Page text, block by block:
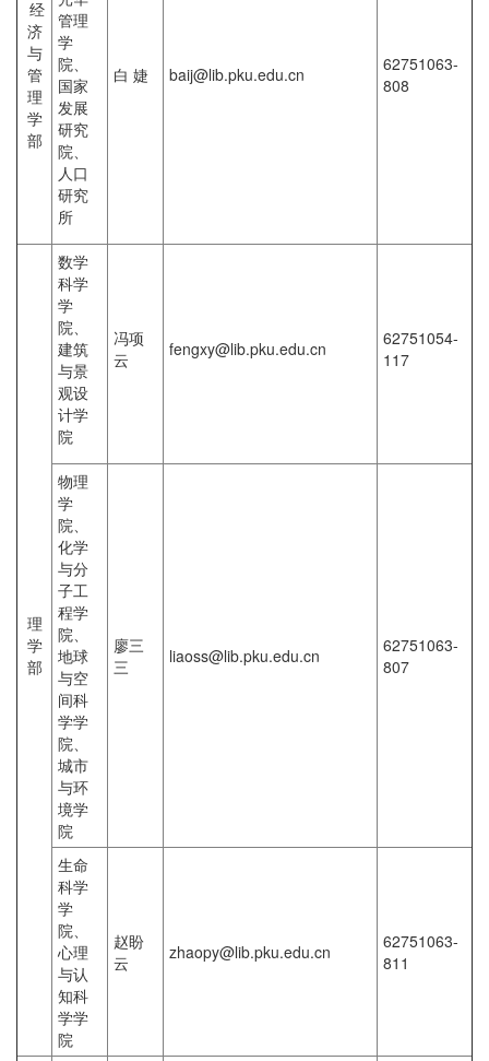
经
济
与
管
理
学
部
管理
学
院、
国家
发展
研究
院、
人口
研究
所
白 婕 baij@lib.pku.edu.cn
62751063-
808
理
学
部
数学
科学
学
院、
建筑
与景
观设
计学
院
冯项
云
fengxy@lib.pku.edu.cn
62751054-
117
物理
学
院、
化学
与分
子工
程学
院、
地球
与空
间科
学学
院、
城市
与环
境学
院
廖三
三
liaoss@lib.pku.edu.cn
62751063-
807
生命
科学
学
院、
心理
与认
知科
学学
院
赵盼
云
zhaopy@lib.pku.edu.cn
62751063-
811